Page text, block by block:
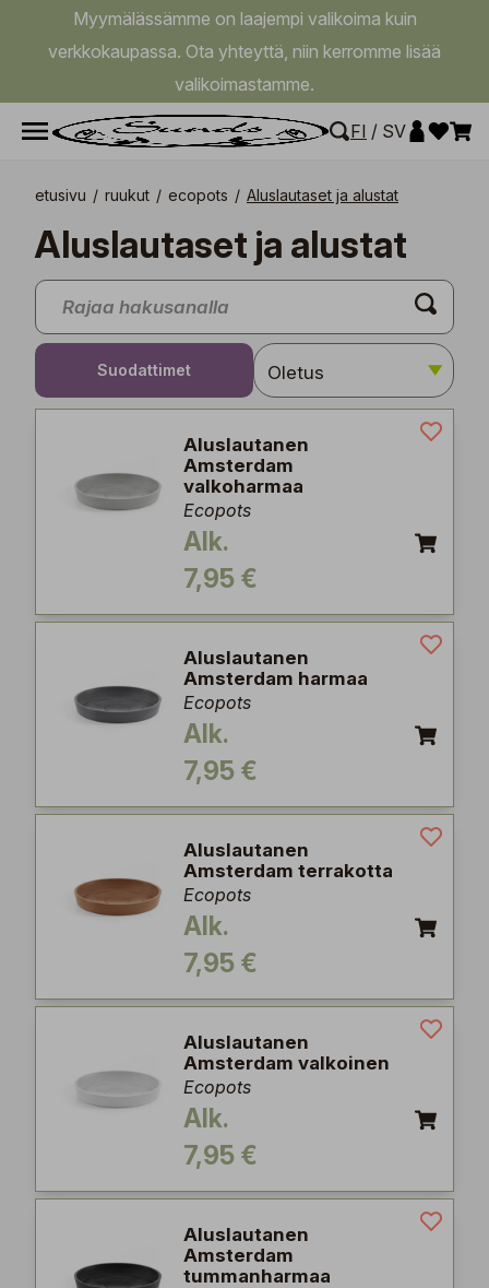
Myymälässämme on laajempi valikoima kuin
verkkokaupassa. Ota yhteyttä, niin kerromme lisää
valikoimastamme.
FI / SV
etusivu / ruukut / ecopots / Aluslautaset ja alustat
Aluslautaset ja alustat
Suodattimet
Aluslautanen
Amsterdam
valkoharmaa
Ecopots
Alk.
7,95 €
Aluslautanen
Amsterdam harmaa
Ecopots
Alk.
7,95 €
Aluslautanen
Amsterdam terrakotta
Ecopots
Alk.
7,95 €
Aluslautanen
Amsterdam valkoinen
Ecopots
Alk.
7,95 €
Aluslautanen
Amsterdam
tummanharmaa